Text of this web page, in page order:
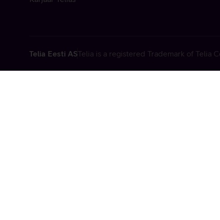
Telia Eesti ASTelia is a registered Trademark of Telia